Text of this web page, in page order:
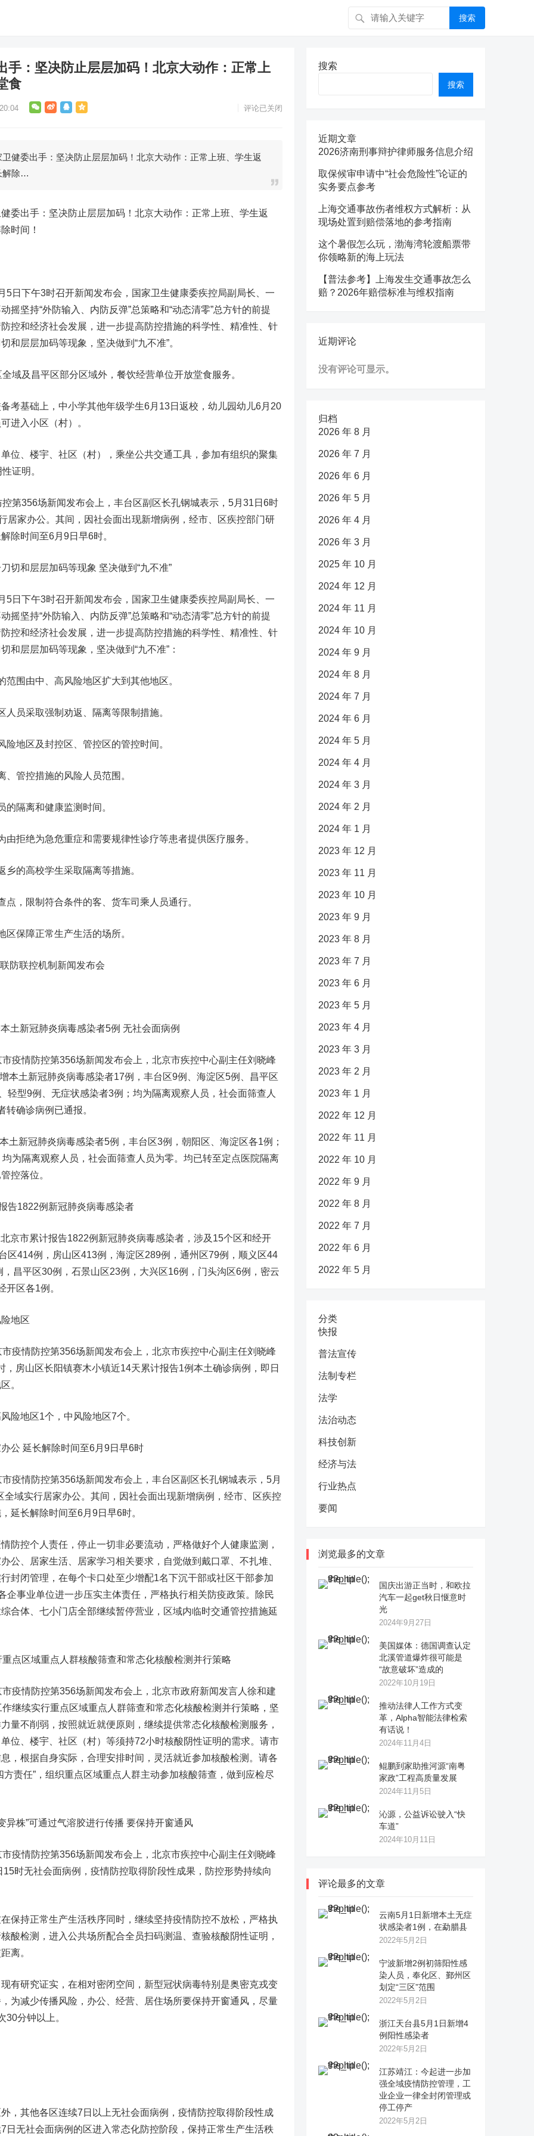
搜索
手：坚决防止层层加码！北京大动作：正常上
食
评论已关闭
委出手：坚决防止层层加码！北京大动作：正常上班、学生返
解除…
出手：坚决防止层层加码！北京大动作：正常上班、学生返
时间！
5日下午3时召开新闻发布会，国家卫生健康委疾控局副局长、一
摇坚持“外防输入、内防反弹”总策略和“动态清零”总方针的前提
控和经济社会发展， 进一步提高防控措施的科学性、精准性、针
和层层加码等现象，坚决做到“九不准”。
域及昌平区部分区域外，餐饮经营单位开放堂食服务。
基础上，中小学其他年级学生6月13日返校，幼儿园幼儿6月20
进入小区（村）。
位、楼宇、社区（村），乘坐公共交通工具，参加有组织的聚集
证明。
356场新闻发布会上，丰台区副区长孔钢城表示，5月31日6时
居家办公。其间，因社会面出现新增病例， 经市、区疾控部门研
除时间至6月9日早6时。
切和层层加码等现象 坚决做到“九不准”
下午3时召开新闻发布会，国家卫生健康委疾控局副局长、一
摇坚持“外防输入、内防反弹”总策略和“动态清零”总方针的前提
控和经济社会发展，进一步提高防控措施的科学性、精准性、针
和层层加码等现象，坚决做到“九不准”：
由中、高风险地区扩大到其他地区。
采取强制劝返、隔离等限制措施。
区及封控区、管控区的管控时间。
控措施的风险人员范围。
隔离和健康监测时间。
绝为急危重症和需要规律性诊疗等患者提供医疗服务。
高校学生采取隔离等措施。
限制符合条件的客、货车司乘人员通行。
障正常生产生活的场所。
防联控机制新闻发布会
土新冠肺炎病毒感染者5例 无社会面病例
情防控第356场新闻发布会上，北京市疾控中心副主任刘晓峰
本土新冠肺炎病毒感染者17例，丰台区9例、海淀区5例、昌平区
轻型9例、无症状感染者3例；均为隔离观察人员，社会面筛查人
确诊病例已通报。
冠肺炎病毒感染者5例，丰台区3例，朝阳区、海淀区各1例；
为隔离观察人员，社会面筛查人员为零。均已转至定点医院隔离
控落位。
告1822例新冠肺炎病毒感染者
市累计报告1822例新冠肺炎病毒感染者，涉及15个区和经开
区414例，房山区413例，海淀区289例，通州区79例，顺义区44
昌平区30例，石景山区23例，大兴区16例，门头沟区6例，密云
开区各1例。
地区
情防控第356场新闻发布会上，北京市疾控中心副主任刘晓峰
，房山区长阳镇赛木小镇近14天累计报告1例本土确诊病例，即日
。
地区1个，中风险地区7个。
公 延长解除时间至6月9日早6时
情防控第356场新闻发布会上，丰台区副区长孔钢城表示，5月
域实行居家办公。其间，因社会面出现新增病例，经市、区疾控
延长解除时间至6月9日早6时。
控个人责任，停止一切非必要流动，严格做好个人健康监测，
公、居家生活、居家学习相关要求，自觉做到戴口罩、不扎堆、
封闭管理，在每个卡口处至少增配1名下沉干部或社区干部参加
企事业单位进一步压实主体责任，严格执行相关防疫政策。
除民
合体、七小门店全部继续暂停营业，区域内临时交通管控措施延
点区域重点人群核酸筛查和常态化核酸检测并行策略
情防控第356场新闻发布会上，北京市政府新闻发言人徐和建
继续实行重点区域重点人群筛查和常态化核酸检测并行策略，坚
量不削弱，按照就近就便原则，继续提供常态化核酸检测服务，
位、楼宇、社区（村）等须持72小时核酸阴性证明的需求。请市
，根据自身实际，合理安排时间，灵活就近参加核酸检测。请各
方责任”，组织重点区域重点人群主动参加核酸筛查，做到应检尽
异株”可通过气溶胶进行传播 要保持开窗通风
情防控第356场新闻发布会上，北京市疾控中心副主任刘晓峰
时无社会面病例，疫情防控取得阶段性成果，防控形势持续向
持正常生产生活秩序同时，继续坚持疫情防控不放松，严格执
酸检测，进入公共场所配合全员扫码测温、查验核酸阴性证明，
离。
研究证实，在相对密闭空间，新型冠状病毒特别是奥密克戎变
为减少传播风险，办公、经营、居住场所要保持开窗通风，尽量
30分钟以上。
其他各区连续7日以上无社会面病例，疫情防控取得阶段性成
日无社会面病例的区进入常态化防控阶段，保持正常生产生活秩
搜索
搜索
近期文章
2026济南刑事辩护律师服务信息介绍
取保候审申请中“社会危险性”论证的
实务要点参考
上海交通事故伤者维权方式解析：从
现场处置到赔偿落地的参考指南
这个暑假怎么玩，渤海湾轮渡船票带
你领略新的海上玩法
【普法参考】上海发生交通事故怎么
赔？2026年赔偿标准与维权指南
近期评论
没有评论可显示。
归档
2026 年 8 月
2026 年 7 月
2026 年 6 月
2026 年 5 月
2026 年 4 月
2026 年 3 月
2025 年 10 月
2024 年 12 月
2024 年 11 月
2024 年 10 月
2024 年 9 月
2024 年 8 月
2024 年 7 月
2024 年 6 月
2024 年 5 月
2024 年 4 月
2024 年 3 月
2024 年 2 月
2024 年 1 月
2023 年 12 月
2023 年 11 月
2023 年 10 月
2023 年 9 月
2023 年 8 月
2023 年 7 月
2023 年 6 月
2023 年 5 月
2023 年 4 月
2023 年 3 月
2023 年 2 月
2023 年 1 月
2022 年 12 月
2022 年 11 月
2022 年 10 月
2022 年 9 月
2022 年 8 月
2022 年 7 月
2022 年 6 月
2022 年 5 月
分类
快报
普法宣传
法制专栏
法学
法治动态
科技创新
经济与法
行业热点
要闻
浏览最多的文章
国庆出游正当时，和欧拉
汽车一起get秋日惬意时
光
2024年9月27日
美国媒体：德国调查认定
北溪管道爆炸很可能是
“故意破坏”造成的
2022年10月19日
推动法律人工作方式变
革，Alpha智能法律检索
有话说！
2024年11月4日
鲲鹏到家助推河源“南粤
家政”工程高质量发展
2024年11月5日
沁源，公益诉讼驶入“快
车道”
2024年10月11日
评论最多的文章
云南5月1日新增本土无症
状感染者1例，在勐腊县
2022年5月2日
宁波新增2例初筛阳性感
染人员，奉化区、鄞州区
划定“三区”范围
2022年5月2日
浙江天台县5月1日新增4
例阳性感染者
2022年5月2日
江苏靖江：今起进一步加
强全域疫情防控管理，工
业企业一律全封闭管理或
停工停产
2022年5月2日